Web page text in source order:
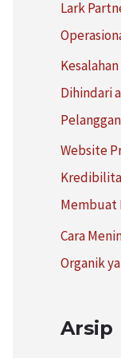
Lark
Dihindari
Pelanggan
Website
Membuat
Cara
Organik
Arsip